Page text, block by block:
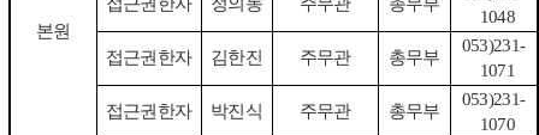
본원
1048
접근권한자 김한진 주무관 총무부
053)231-
1071
접근권한자 박진식 주무관 총무부
053)231-
1070